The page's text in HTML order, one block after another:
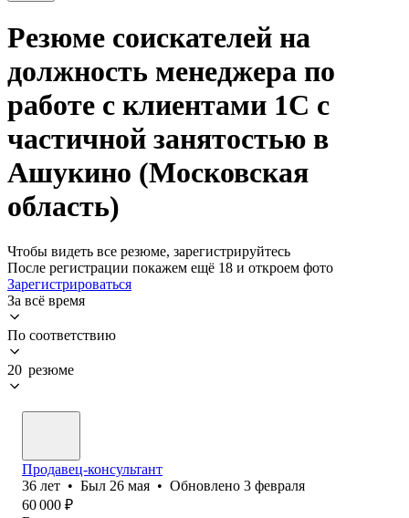
Резюме соискателей на
должность менеджера по
работе с клиентами 1С с
частичной занятостью в
Ашукино (Московская
область)
Чтобы видеть все резюме, зарегистрируйтесь
После регистрации покажем ещё 18 и откроем фото
Зарегистрироваться
За всё время
По соответствию
20 резюме
Продавец-консультант
36 лет • Был 26 мая • Обновлено 3 февраля
60 000 ₽